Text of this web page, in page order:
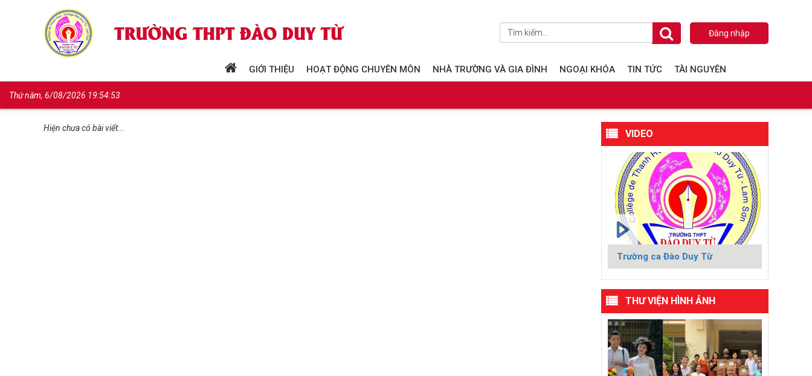
Đăng nhập
GIỚI THIỆU HOẠT ĐỘNG CHUYÊN MÔN NHÀ TRƯỜNG VÀ GIA ĐÌNH NGOẠI KHÓA TIN TỨC TÀI NGUYÊN
Thứ năm, 6/08/2026 19:54:53
Hiện chưa có bài viết... VIDEO
Trường ca Đào Duy Từ
THƯ VIỆN HÌNH ẢNH